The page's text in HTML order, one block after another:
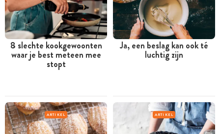
8 slechte kookgewoonten
waar je best meteen mee
stopt
Ja, een beslag kan ook té
luchtig zijn
ARTIKEL ARTIKEL